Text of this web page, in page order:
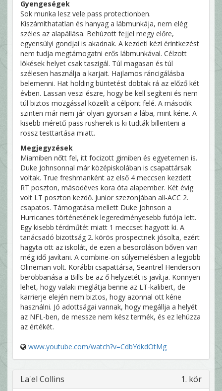
Gyengeségek
Sok munka lesz vele pass protectionben.
Kiszámíthatatlan és hanyag a lábmunkája, nem elég
széles az alapállása. Behúzott fejjel megy előre,
egyensúlyi gondjai is akadnak. A kezdeti kézi érintkezést
nem tudja megtámogatni erős lábmunkával. Célzott
lökések helyet csak taszigál. Túl magasan és túl
szélesen használja a karjait. Hajlamos ráncigálásba
belemenni. Hat holding büntetést dobtak rá az előző két
évben. Lassan veszi észre, hogy be kell segíteni és nem
túl biztos mozgással közelít a célpont felé. A második
szinten már nem jár olyan gyorsan a lába, mint kéne. A
kisebb méretű pass rusherek is ki tudták billenteni a
rossz testtartása miatt.
Megjegyzések
Miamiben nőtt fel, itt focizott gimiben és egyetemen is.
Duke Johnsonnal már középiskolában is csapattársak
voltak. True freshmanként az első 4 meccsen kezdett
RT poszton, másodéves kora óta alapember. Két évig
volt LT poszton kezdő. Junior szezonjában all-ACC 2.
csapatos. Támogatása mellett Duke Johnson a
Hurricanes történetének legeredményesebb futója lett.
Egy kisebb térdműtét miatt 1 meccset hagyott ki. A
tanácsadó bizottság 2. körös prospectnek jósolta, ezért
hagyta ott az iskolát, de ezen a besoroláson bőven van
még idő javítani. A combine-on súlyemelésben a legjobb
Olineman volt. Korábbi csapattársa, Seantrel Henderson
berobbanása a Bills-be az ő helyzetét is javítja. Könnyen
lehet, hogy valaki meglátja benne az LT-kalibert, de
karrierje elején nem biztos, hogy azonnal ott kéne
használni. Jó adottságai vannak, hogy megállja a helyét
az NFL-ben, de messze nem kész termék, és ez lehúzza
az értékét.
www.youtube.com/watch?v=CdbYdkdOtMg
La'el Collins 1. kör